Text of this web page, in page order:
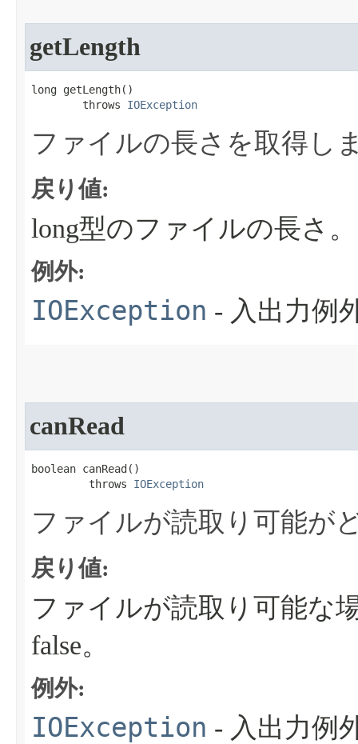
getLength
long getLength​()
        throws
IOException
ファイルの長さを取得し
戻り値:
long型のファイルの長さ。
例外:
IOException - 入出力例
canRead
boolean canRead​()
         throws
IOException
ファイルが読取り可能が
戻り値:
ファイルが読取り可能な
false。
例外:
IOException - 入出力例